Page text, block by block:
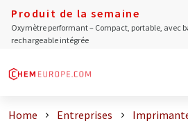
Produit de la semaine
Oxymètre performant – Compact, portable, avec
rechargeable intégrée
Home Entreprises